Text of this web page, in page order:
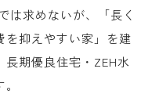
は求めないが、「長く
を抑えやすい家」を建
期優良住宅・ ZEH水